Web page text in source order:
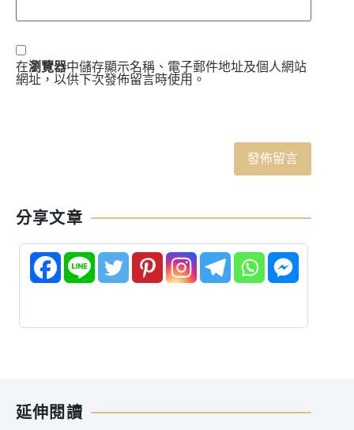
在瀏覽器中儲存顯示名稱、電子郵件地址及個人網站
網址，以供下次發佈留言時使用。
分享文章
延伸閱讀